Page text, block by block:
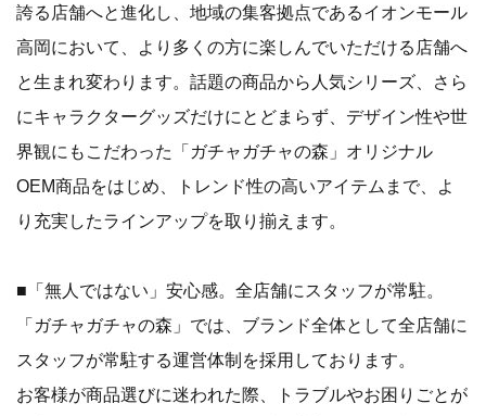
誇る店舗へと進化し、地域の集客拠点であるイオンモール
高岡において、より多くの方に楽しんでいただける店舗へ
と生まれ変わります。話題の商品から人気シリーズ、さら
にキャラクターグッズだけにとどまらず、デザイン性や世
界観にもこだわった「ガチャガチャの森」オリジナル
OEM商品をはじめ、トレンド性の高いアイテムまで、よ
り充実したラインアップを取り揃えます。
■「無人ではない」安心感。全店舗にスタッフが常駐。
「ガチャガチャの森」では、ブランド全体として全店舗に
スタッフが常駐する運営体制を採用しております。
お客様が商品選びに迷われた際、トラブルやお困りごとが